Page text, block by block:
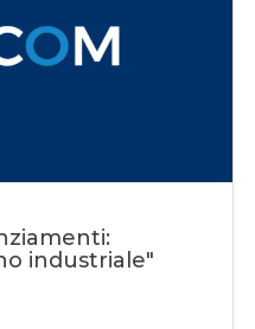
industriale"